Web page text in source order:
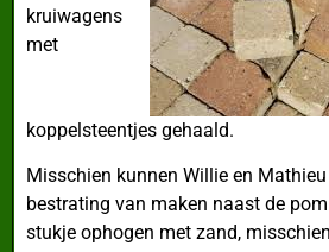
kruiwagens
met
koppelsteentjes gehaald.
Misschien kunnen Willie en
bestrating van maken naast de
stukje ophogen met zand,